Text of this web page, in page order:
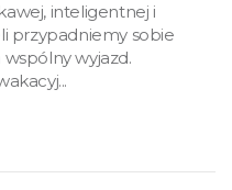
inteligentnej i
przypadniemy sobie
wyjazd.